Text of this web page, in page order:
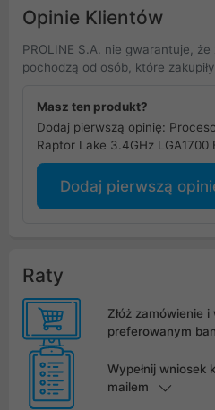
Opinie Klientów
PROLINE S.A. nie gwarantuje,
pochodzą od osób, które
Masz ten produkt?
Dodaj pierwszą opinię:
Raptor Lake 3.4GHz LGA1700
Dodaj pierwszą
Raty
Złóż zamówienie
preferowanym
Wypełnij
mailem